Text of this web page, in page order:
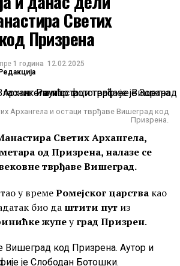
Светих
Призрена
1 година 12.02.2025
Редакција
Архангела и остаци тврђаве Вишеград код
Призрена.
Светих Архангела,
од Призрена, налазе се
тврђаве Вишеград.
у времеРомејског царствакао
био да штити путиз
жупеуград Призрен.